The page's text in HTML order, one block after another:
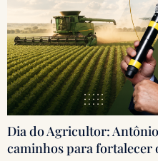
Dia do Agricultor:
caminhos para fortalecer